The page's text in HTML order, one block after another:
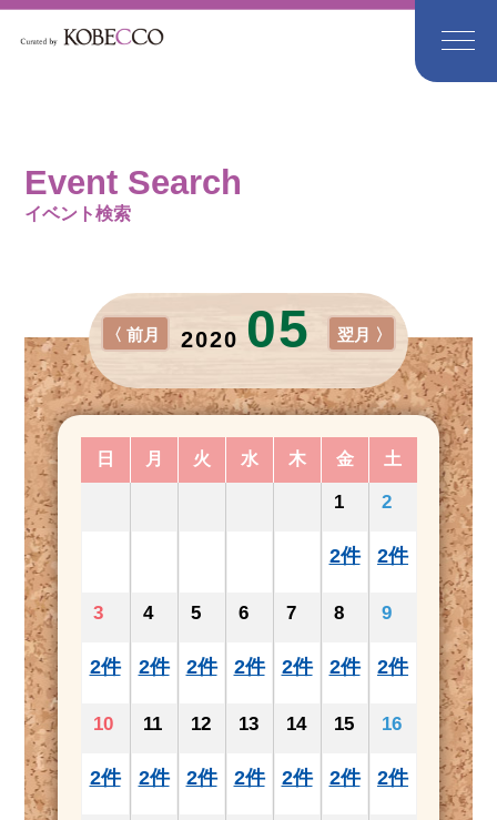
Event Search
イベント検索
2020 05
〈 前月 翌月 〉
日 月 火 水 木 金 土
1
2件
2
2件
3
2件
4
2件
5
2件
6
2件
7
2件
8
2件
9
2件
10
2件
11
2件
12
2件
13
2件
14
2件
15
2件
16
2件